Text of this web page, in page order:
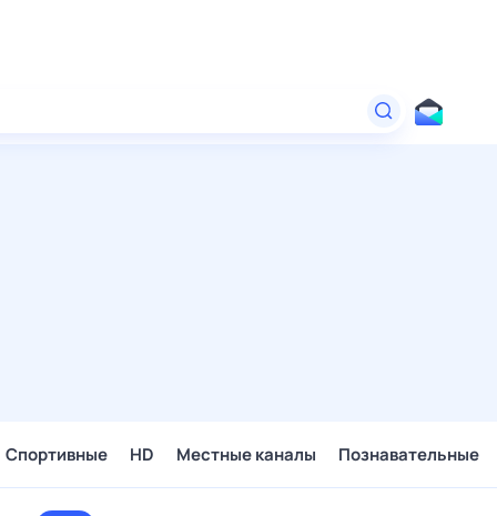
Спортивные HD Местные каналы Познавательные